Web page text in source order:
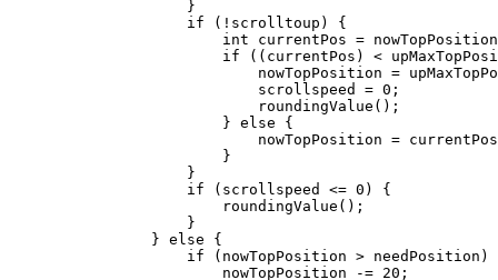
                    }
                    if (!scrolltoup) {
int currentPos =
if ((currentPos) <
nowTopPosition =
                            scrollspeed = 0;
                            roundingValue();
                        } else {
nowTopPosition =
                        }
                    }
                    if (scrollspeed <= 0) {
                        roundingValue();
                    }
                } else {
if (nowTopPosition > needPosition)
                        nowTopPosition -= 20;